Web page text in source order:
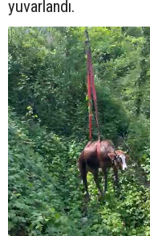
yuvarlandı.